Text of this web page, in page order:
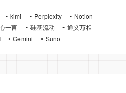
kimi Perplexity
Notion
一言 硅基流动
通义万相
Gemini Suno